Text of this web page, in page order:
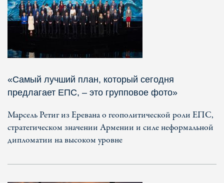
«Самый лучший план, который сегодня
предлагает ЕПС, – это групповое фото»
Марсель Ретиг из Еревана о геополитической роли ЕПС,
стратегическом значении Армении и силе неформальной
дипломатии на высоком уровне